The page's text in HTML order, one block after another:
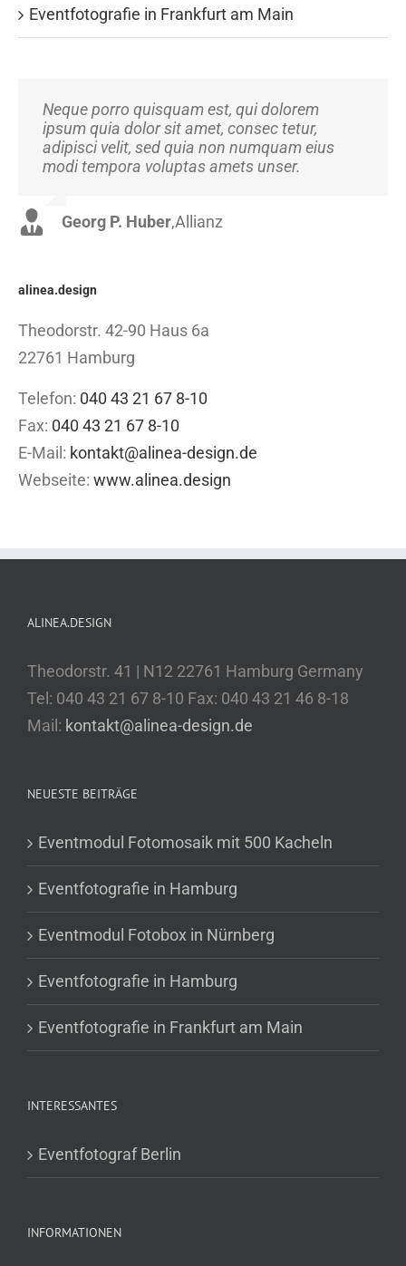
Eventfotografie in Frankfurt am Main
Neque porro quisquam est, qui dolorem
ipsum quia dolor sit amet, consec tetur,
adipisci velit, sed quia non numquam eius
modi tempora voluptas amets unser.
Georg P. Huber,Allianz
Aliquam erat volutpat. Quisque at est id ligula
facilisis laoreet eget pulvinar nibh.
Suspendisse at ultrices dui. Curabitur ac felis
arcu sadips ipsums fugiats nemis.
Luke Beck,Theme Fusion
alinea.design
Theodorstr. 42-90 Haus 6a
22761 Hamburg
Telefon: 040 43 21 67 8-10
Fax: 040 43 21 67 8-10
E-Mail: kontakt@alinea-design.de
Webseite: www.alinea.design
ALINEA.DESIGN
Theodorstr. 41 | N12 22761 Hamburg Germany
Tel: 040 43 21 67 8-10 Fax: 040 43 21 46 8-18
Mail: kontakt@alinea-design.de
NEUESTE BEITRÄGE
Eventmodul Fotomosaik mit 500 Kacheln
Eventfotografie in Hamburg
Eventmodul Fotobox in Nürnberg
Eventfotografie in Hamburg
Eventfotografie in Frankfurt am Main
INTERESSANTES
Eventfotograf Berlin
INFORMATIONEN